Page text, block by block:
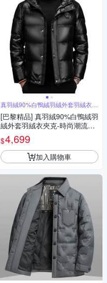
真羽絨90%白鴨絨羽絨外套羽絨衣夾
克
[巴黎精品] 真羽絨90%白鴨絨羽
絨外套羽絨衣夾克-時尚潮流連
帽保暖男外套2色a1is61
$4,699
加入購物車